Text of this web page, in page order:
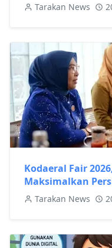
Tarakan News
Kodaeral Fair
Maksimalkan
Tarakan News